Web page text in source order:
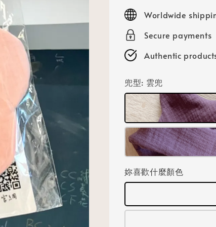
priceWorldwide
Secure payments
Authentic
兜型: 雲兜
妳喜歡什麼顏色